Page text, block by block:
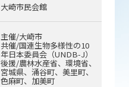
大崎市民会館
主催/大崎市
共催/国連生物多様性の10
年日本委員会（UNDB-J）
後援/農林水産省、環境省、
宮城県、涌谷町、美里町、
色麻町、加美町